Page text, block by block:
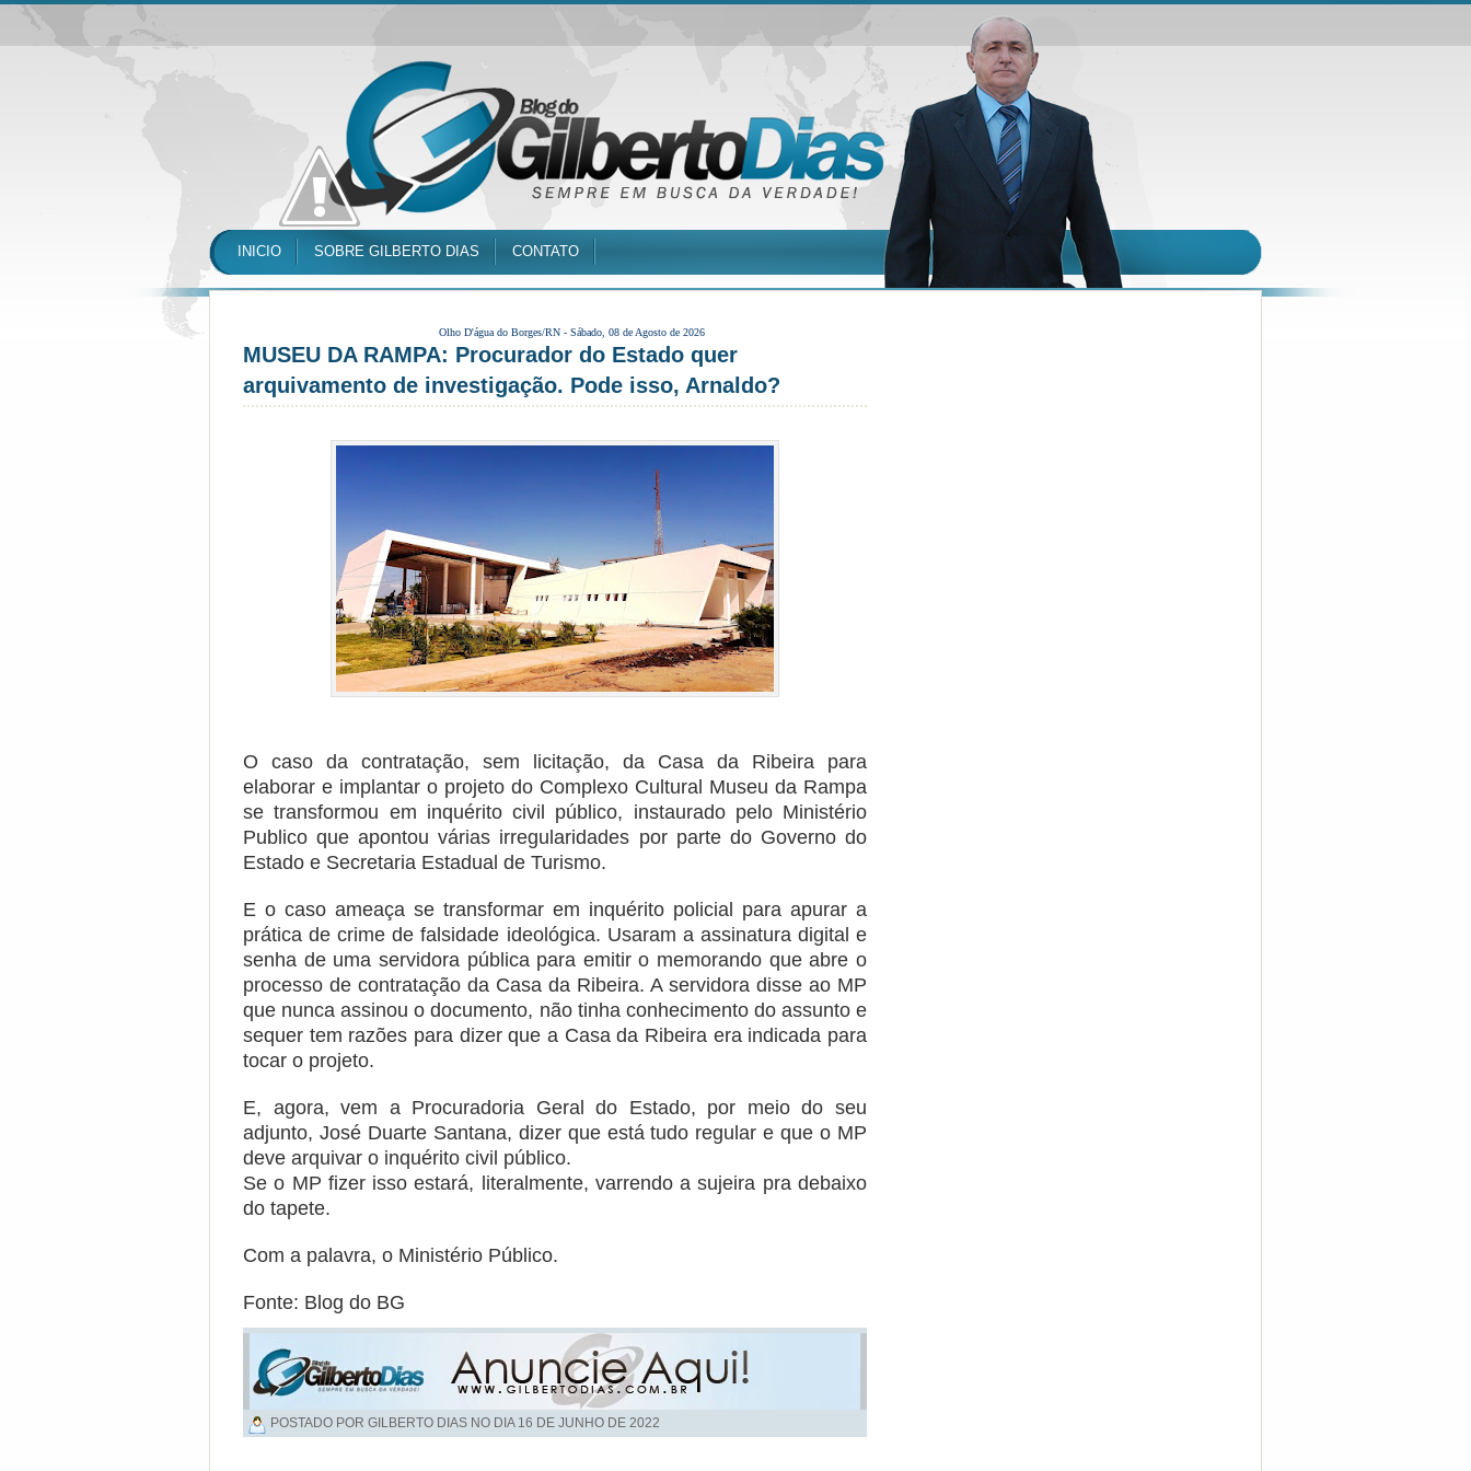
INICIO SOBRE GILBERTO DIAS CONTATO
Olho D'água do Borges/RN - Sábado, 08 de Agosto de 2026
MUSEU DA RAMPA: Procurador do Estado quer
arquivamento de investigação. Pode isso, Arnaldo?
O caso da contratação, sem licitação, da Casa da Ribeira para
elaborar e implantar o projeto do Complexo Cultural Museu da Rampa
se transformou em inquérito civil público, instaurado pelo Ministério
Publico que apontou várias irregularidades por parte do Governo do
Estado e Secretaria Estadual de Turismo.
E o caso ameaça se transformar em inquérito policial para apurar a
prática de crime de falsidade ideológica. Usaram a assinatura digital e
senha de uma servidora pública para emitir o memorando que abre o
processo de contratação da Casa da Ribeira. A servidora disse ao MP
que nunca assinou o documento, não tinha conhecimento do assunto e
sequer tem razões para dizer que a Casa da Ribeira era indicada para
tocar o projeto.
E, agora, vem a Procuradoria Geral do Estado, por meio do seu
adjunto, José Duarte Santana, dizer que está tudo regular e que o MP
deve arquivar o inquérito civil público.
Se o MP fizer isso estará, literalmente, varrendo a sujeira pra debaixo
do tapete.
Com a palavra, o Ministério Público.
Fonte: Blog do BG
POSTADO POR GILBERTO DIAS NO DIA 16 DE JUNHO DE 2022